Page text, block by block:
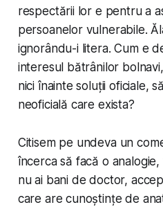
respectării lor e pentru a
persoanelor vulnerabile.
ignorându-i litera. Cum e
interesul bătrânilor
nici înainte soluții oficiale,
neoficială care exista?
Citisem pe undeva un
încerca să facă o
nu ai bani de doctor,
care are cunoștințe de